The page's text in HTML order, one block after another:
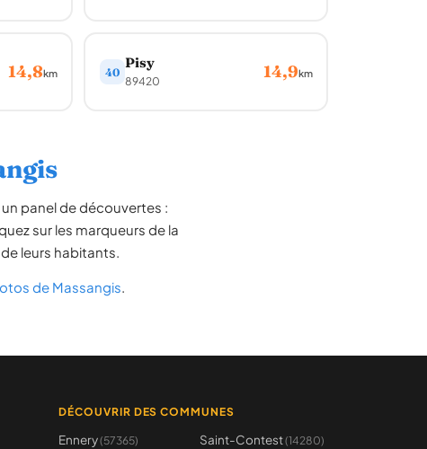
14,8km 40
Pisy
89420 14,9km
panel de découvertes :
sur les marqueurs de la
leurs habitants.
de Massangis.
DÉCOUVRIR DES COMMUNES
Ennery(57365) Saint-Contest(14280)